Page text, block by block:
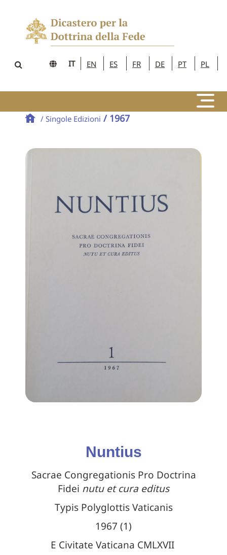
IT EN ES FR DE PT PL
/ Singole Edizioni / 1967
Nuntius
Sacrae Congregationis Pro Doctrina
Fidei nutu et cura editus
Typis Polyglottis Vaticanis
1967 (1)
E Civitate Vaticana CMLXVII